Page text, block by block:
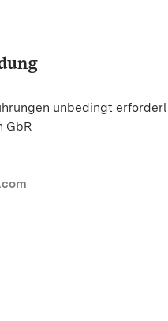
unbedingt
GbR